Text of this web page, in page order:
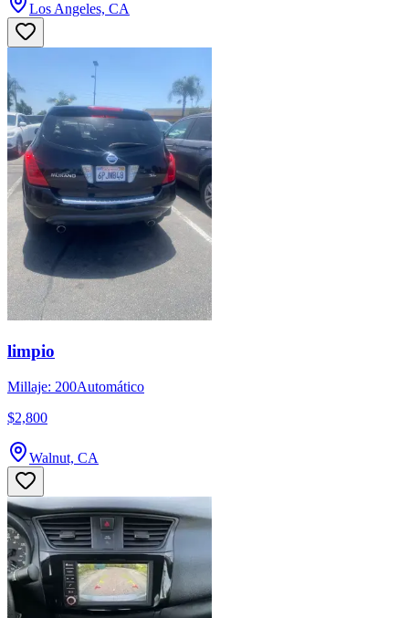
Los Angeles, CA
limpio
Millaje: 200Automático
$2,800
Walnut, CA